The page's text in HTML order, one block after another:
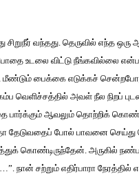
வந்தது. தெருவில் எந்த
உடலை விட்டு நீங்கவில்லை
பைக்கை எடுக்கச்
வெளிச்சத்தில் அவள் நீல நிறப்
பார்க்கும் ஆவலும் தொற்றிக்
போல் பாவனை
கொண்டிருந்தேன். அருகில்
சற்றும் எதிர்பாரா நேரத்தில்